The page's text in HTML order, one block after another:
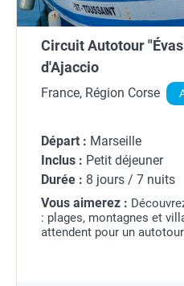
Circuit Autotour
d'Ajaccio
France, Région Corse
Départ : Marseille
Inclus : Petit déjeuner
Durée : 8 jours / 7 nuits
Vous aimerez :
: plages, montagnes et
attendent pour un